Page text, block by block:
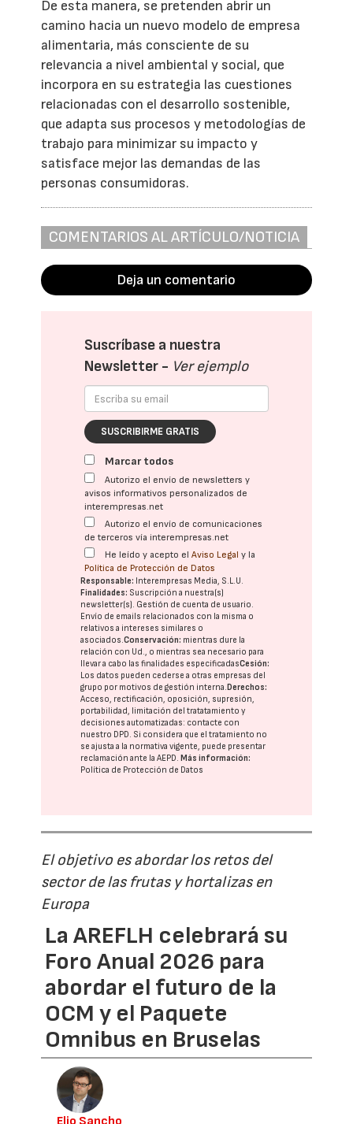
De esta manera, se pretenden abrir un
camino hacia un nuevo modelo de empresa
alimentaria, más consciente de su
relevancia a nivel ambiental y social, que
incorpora en su estrategia las cuestiones
relacionadas con el desarrollo sostenible,
que adapta sus procesos y metodologías de
trabajo para minimizar su impacto y
satisface mejor las demandas de las
personas consumidoras.
COMENTARIOS AL ARTÍCULO/NOTICIA
Deja un comentario
Suscríbase a nuestra
Newsletter - Ver ejemplo
SUSCRIBIRME GRATIS
Marcar todos
Autorizo el envío de newsletters y
avisos informativos personalizados de
interempresas.net
Autorizo el envío de comunicaciones
de terceros vía interempresas.net
He leído y acepto elAviso Legal y la
Política de Protección de Datos
Responsable: Interempresas Media, S.L.U.
Finalidades: Suscripción a nuestra(s)
newsletter(s). Gestión de cuenta de usuario.
Envío de emails relacionados con la misma o
relativos a intereses similares o
asociados.Conservación: mientras dure la
relación con Ud., o mientras sea necesario para
llevar a cabo las finalidades especificadasCesión:
Los datos pueden cederse a otras empresas del
grupo por motivos de gestión interna. Derechos:
Acceso, rectificación, oposición, supresión,
portabilidad, limitación del tratatamiento y
decisiones automatizadas: contacte con
nuestro DPD. Si considera que el tratamiento no
se ajusta a la normativa vigente, puede presentar
reclamación ante laAEPD. Más información:
Política de Protección de Datos
El objetivo es abordar los retos del
sector de las frutas y hortalizas en
Europa
La AREFLH celebrará su
Foro Anual 2026 para
abordar el futuro de la
OCM y el Paquete
Omnibus en Bruselas